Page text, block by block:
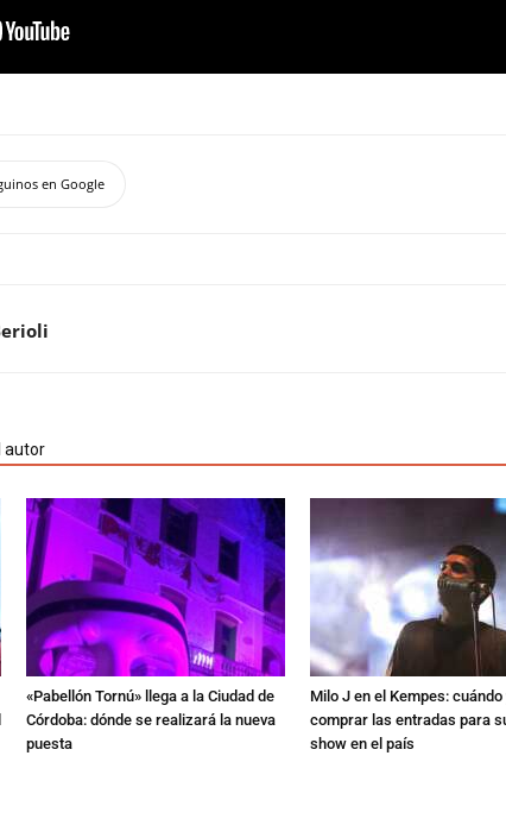
en Google
autor
«Pabellón Tornú» llega a la Ciudad de
Córdoba: dónde se realizará la nueva
puesta
Milo J en el Kempes: cuándo
comprar las entradas para
show en el país